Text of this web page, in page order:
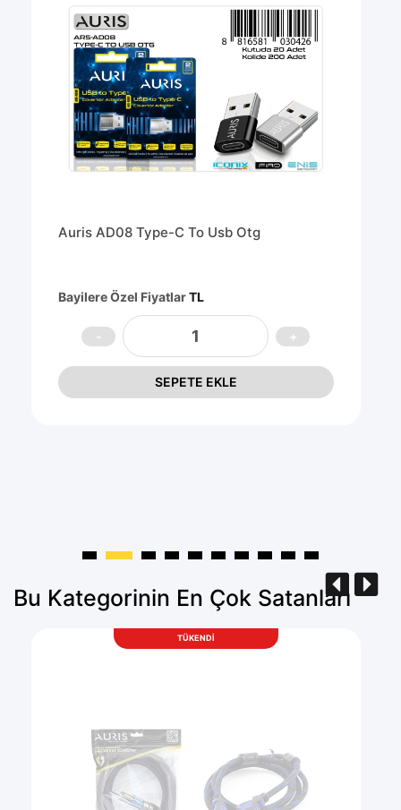
Auris AD08 Type-C To Usb Otg
Bayilere Özel FiyatlarTL
SEPETE EKLE
Bu Kategorinin En Çok Satanları
TÜKENDİ